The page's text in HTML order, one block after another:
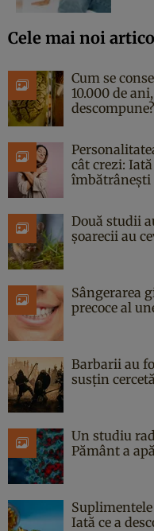
Cele mai noi
Cum se
10.000 de
descompune?
cât crezi:
îmbătrânești
Două studii
șoarecii au
Sângerarea
precoce al
Barbarii au
susțin
Un studiu
Pământ a
Suplimentele
Iată ce a